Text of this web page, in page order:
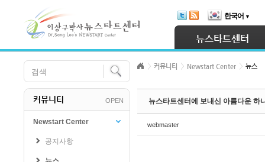
한국어 ▼
뉴스타트센터
커뮤니티 OPEN
Newstart Center
공지사항
커뮤니티 Newstart Center 뉴스
뉴스타트센터에 보내신 아름다운 하
webmaster
Sketchbook5, 스케치북5
Sketchbook5, 스케치북5